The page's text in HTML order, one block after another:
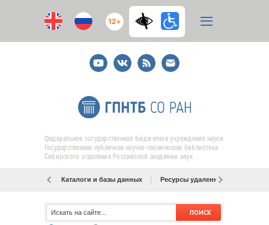
12+
YoutubeВКонтакте
RSS
E-
mail
подписка
Федеральное государственное бюджетное учреждение науки
Государственная публичная научно-техническая библиотека
Сибирского отделения Российской академии наук
Каталоги и базы данных Ресурсы удаленного доступа